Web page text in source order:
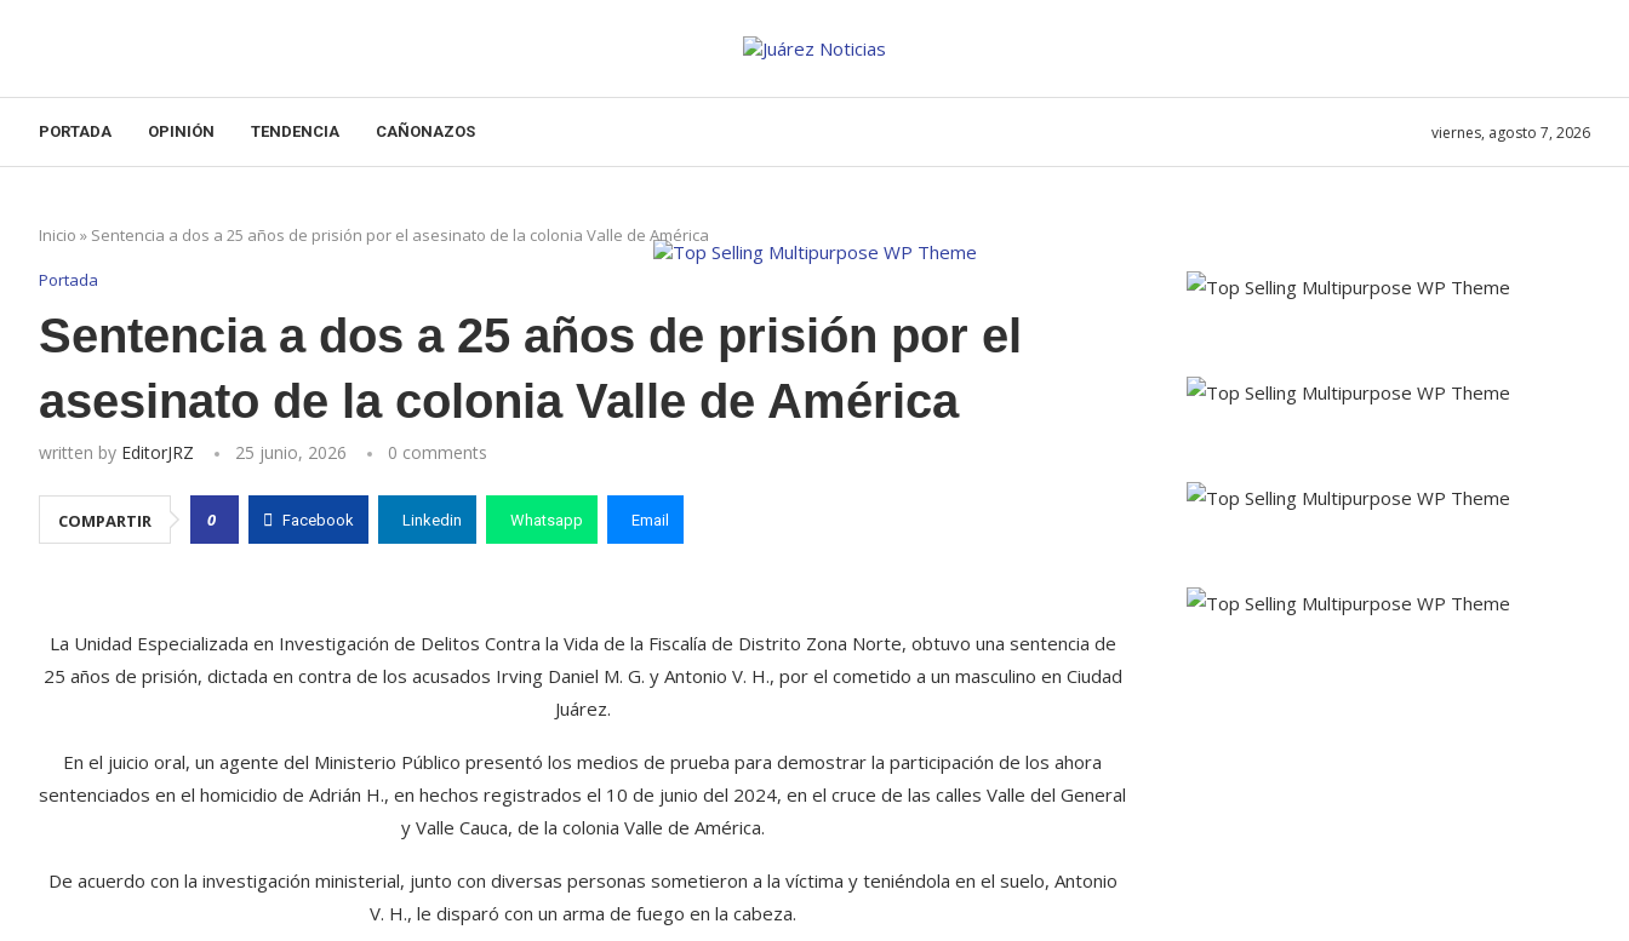
PORTADA OPINIÓN TENDENCIA CAÑONAZOS viernes, agosto 7, 2026
Inicio » Sentencia a dos a 25 años de prisión por el asesinato de la colonia Valle de América
Portada
Sentencia a dos a 25 años de prisión por el
asesinato de la colonia Valle de América
written by EditorJRZ 25 junio, 2026 0 comments
COMPARTIR 0 Facebook Linkedin Whatsapp Email
La Unidad Especializada en Investigación de Delitos Contra la Vida de la Fiscalía de Distrito Zona Norte, obtuvo una sentencia de
25 años de prisión, dictada en contra de los acusados Irving Daniel M. G. y Antonio V. H., por el cometido a un masculino en Ciudad
Juárez.
En el juicio oral, un agente del Ministerio Público presentó los medios de prueba para demostrar la participación de los ahora
sentenciados en el homicidio de Adrián H., en hechos registrados el 10 de junio del 2024, en el cruce de las calles Valle del General
y Valle Cauca, de la colonia Valle de América.
De acuerdo con la investigación ministerial, junto con diversas personas sometieron a la víctima y teniéndola en el suelo, Antonio
V. H., le disparó con un arma de fuego en la cabeza.